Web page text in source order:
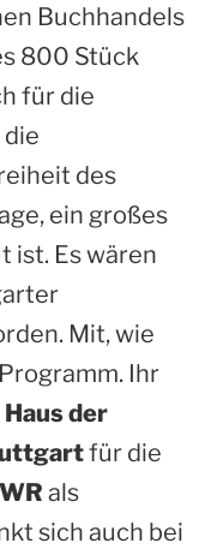
Buchhandels
800 Stück
für die
des
ein großes
ist. Es wären
Mit, wie
Ihr
Haus der
für die
als
sich auch bei